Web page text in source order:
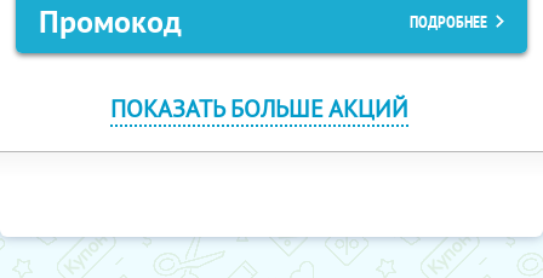
Промокод ПОДРОБНЕЕ
ПОКАЗАТЬ БОЛЬШЕ АКЦИЙ